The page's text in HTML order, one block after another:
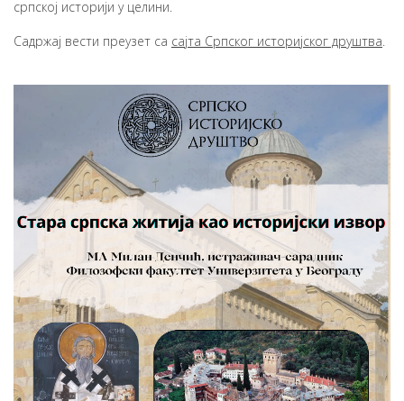
српској историји у целини.
Садржај вести преузет са сајта Српског историјског друштва.